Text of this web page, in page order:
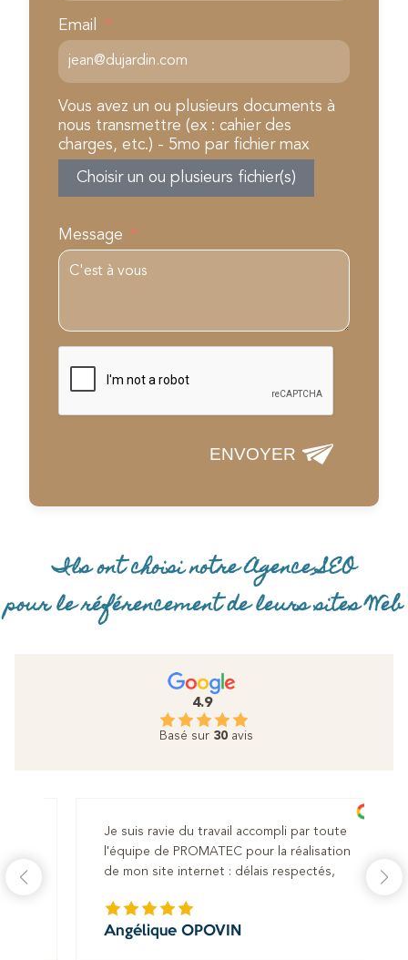
Email
Vous avez un ou plusieurs documents à
nous transmettre (ex : cahier des
charges, etc.) - 5mo par fichier max
Choisir un ou plusieurs fichier(s)
Message
ENVOYER
Ils ont choisi notre Agence SEO
pour le référencement de leurs sites Web
4.9
Basé sur 30 avis
Je suis ravie du travail accompli par toute
l'équipe de PROMATEC pour la réalisation
de mon site internet : délais respectés,
réactive et à l'écoute. Reste à voir le
référencement dans les mois à venir, mais je
Angélique OPOVIN